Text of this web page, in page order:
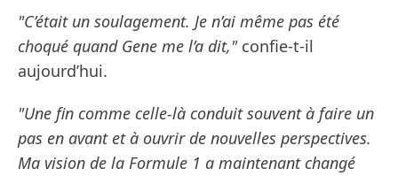
"C’était un soulagement. Je n’ai même pas été
choqué quand Gene me l’a dit,"confie-t-il
aujourd’hui.
"Une fin comme celle-là conduit souvent à faire un
pas en avant et à ouvrir de nouvelles perspectives.
Ma vision de la Formule 1 a maintenant changé